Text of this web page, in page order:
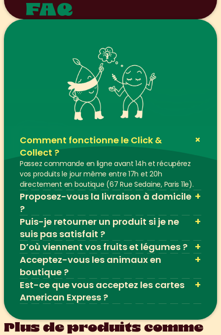
Comment fonctionne le Click &
Collect ?
+
Passez commande en ligne avant 14h et récupérez
vos produits le jour même entre 17h et 20h
directement en boutique (67 Rue Sedaine, Paris 11e).
Proposez-vous la livraison à domicile
?
+
Puis-je retourner un produit si je ne
suis pas satisfait ?
+
D’où viennent vos fruits et légumes ? +
Acceptez-vous les animaux en
boutique ?
+
Est-ce que vous acceptez les cartes
American Express ?
+
FAQ
Plus de produits comme